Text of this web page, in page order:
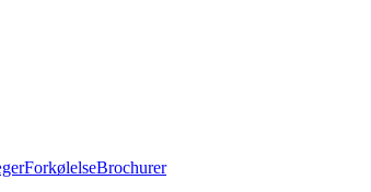
ForkølelseBrochurer